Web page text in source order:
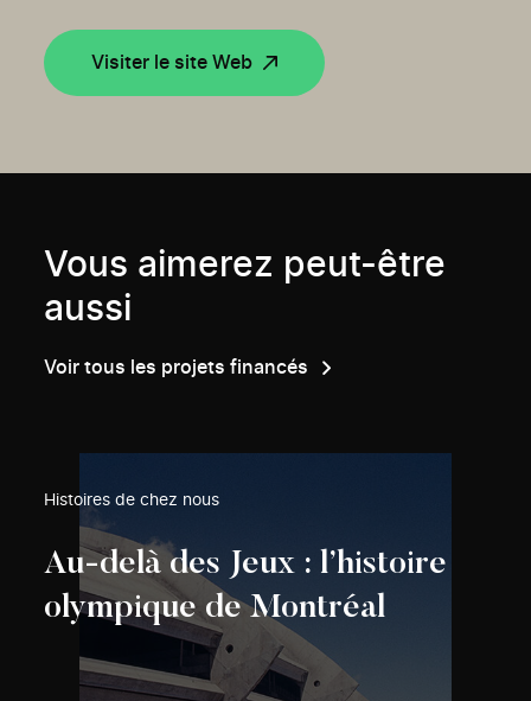
Visiter le site Web
Vous aimerez peut-être
aussi
Voir tous les projets financés
Histoires de chez nous
Au-delà des Jeux : l’histoire
olympique de Montréal